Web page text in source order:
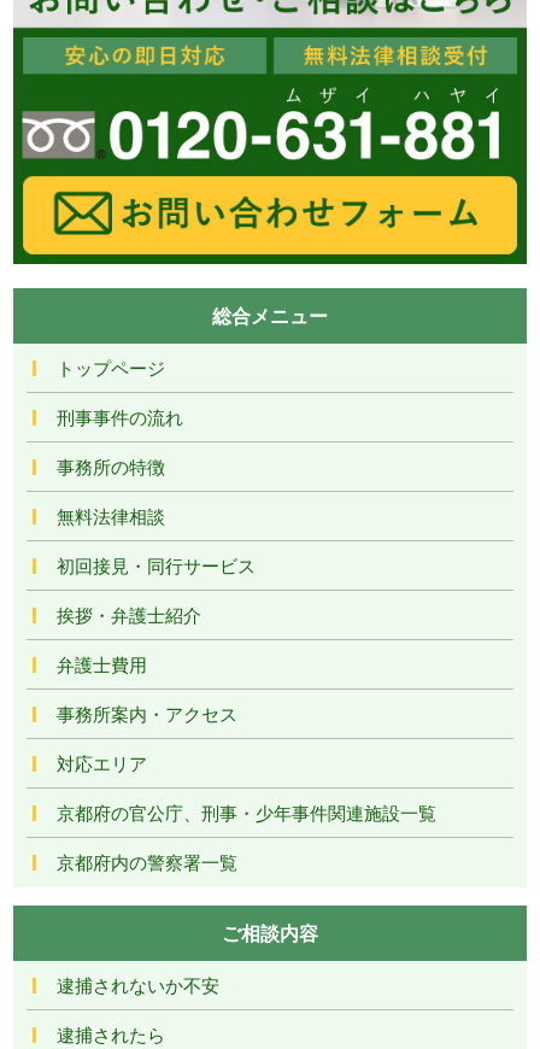
総合メニュー
トップページ
刑事事件の流れ
事務所の特徴
無料法律相談
初回接見・同行サービス
挨拶・弁護士紹介
弁護士費用
事務所案内・アクセス
対応エリア
京都府の官公庁、刑事・少年事件関連施設一覧
京都府内の警察署一覧
ご相談内容
逮捕されないか不安
逮捕されたら